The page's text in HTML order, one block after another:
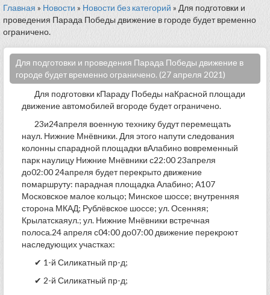
Главная » Новости » Новости без категорий » Для подготовки и
проведения Парада Победы движение в городе будет временно
ограничено.
Для подготовки и проведения Парада Победы движение в
городе будет временно ограничено. (27 апреля 2021)
Для подготовки кПараду Победы наКрасной площади
движение автомобилей вгороде будет ограничено.
23и24апреля военную технику будут перемещать
наул. Нижние Мнёвники. Для этого напути следования
колонны спарадной площадки вАлабино вовременный
парк наулицу Нижние Мнёвники с22:00 23апреля
до02:00 24апреля будет перекрыто движение
помаршруту: парадная площадка Алабино; А107
Московское малое кольцо; Минское шоссе; внутренняя
сторона МКАД; Рублёвское шоссе; ул. Осенняя;
Крылатскаяул.; ул. Нижние Мнёвники встречная
полоса.24 апреля с04:00 до07:00 движение перекроют
наследующих участках:
✔ 1-й Силикатный пр-д;
✔ 2-й Силикатный пр-д;